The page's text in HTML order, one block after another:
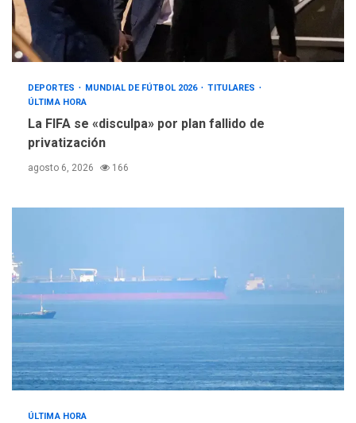
DEPORTES MUNDIAL DE FÚTBOL 2026
TITULARES
ÚLTIMA HORA
La FIFA se «disculpa» por plan fallido de
privatización
agosto 6, 2026 166
ÚLTIMA HORA